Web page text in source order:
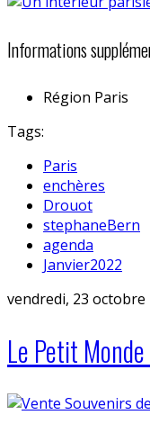
Informations
Région Paris
Tags:
Paris
enchères
Drouot
stephaneBern
agenda
Janvier2022
vendredi, 23 octobre
Le Petit